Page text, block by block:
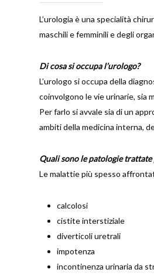
L’urologia è una specialità
maschili e femminili e degli
Di cosa si occupa l’urologo?
L’urologo si occupa della
coinvolgono le vie urinarie, sia
Per farlo si avvale sia di un
ambiti della medicina interna,
Quali sono le patologie trattate
Le malattie più spesso
calcolosi
cistite interstiziale
diverticoli uretrali
impotenza
incontinenza urinaria da